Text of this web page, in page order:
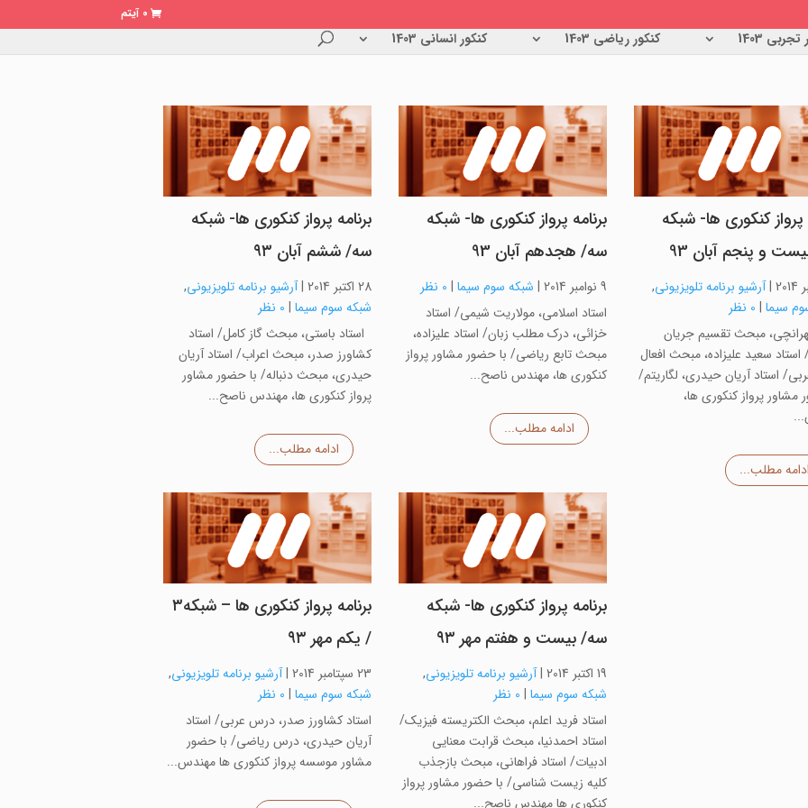
0 آیتم
1403 کنکور ریاضی 1403 کنکور انسانی 1403
پرواز کنکوری ها- شبکه
و پنجم آبان 93
|آرشیو برنامه تلویزیونی,
سیما | 0 نظر
مبحث تقسیم جریان
سعید علیزاده، مبحث افعال
استاد آریان حیدری، لگاریتم/
مشاور پرواز کنکوری ها،
ادامه مطلب...
برنامه پرواز کنکوری ها- شبکه
سه/ هجدهم آبان 93
9 نوامبر 2014 | شبکه سوم سیما | 0 نظر
استاد اسلامی، مولاریت شیمی/ استاد
خزائی، درک مطلب زبان/ استاد علیزاده،
مبحث تابع ریاضی/ با حضور مشاور پرواز
کنکوری ها، مهندس ناصح...
ادامه مطلب...
برنامه پرواز کنکوری ها- شبکه
سه/ ششم آبان ۹۳
28 اکتبر 2014 |آرشیو برنامه تلویزیونی,
شبکه سوم سیما | 0 نظر
استاد باستی، مبحث گاز کامل/ استاد
کشاورز صدر، مبحث اعراب/ استاد آریان
حیدری، مبحث دنباله/ با حضور مشاور
پرواز کنکوری ها، مهندس ناصح...
ادامه مطلب...
برنامه پرواز کنکوری ها- شبکه
سه/ بیست و هفتم مهر ۹۳
19 اکتبر 2014 |آرشیو برنامه تلویزیونی,
شبکه سوم سیما | 0 نظر
استاد فرید اعلم، مبحث الکتریسته فیزیک/
استاد احمدنیا، مبحث قرابت معنایی
ادبیات/ استاد فراهانی، مبحث بازجذب
کلیه زیست شناسی/ با حضور مشاور پرواز
کنکوری ها مهندس ناصح...
برنامه پرواز کنکوری ها – شبکه۳
/ یکم مهر ۹۳
23 سپتامبر 2014 |آرشیو برنامه تلویزیونی,
شبکه سوم سیما | 0 نظر
استاد کشاورز صدر، درس عربی/ استاد
آریان حیدری، درس ریاضی/ با حضور
مشاور موسسه پرواز کنکوری ها مهندس...